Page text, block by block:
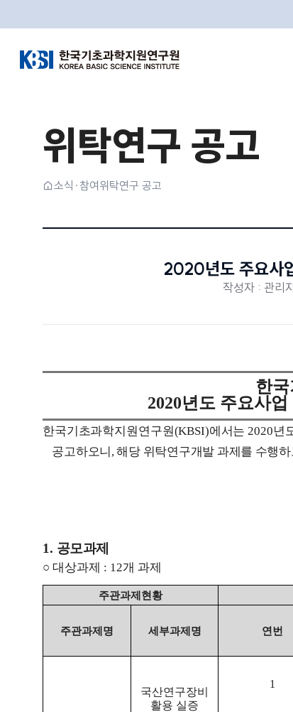
한국기초과학지원연구원
위탁연구 공고
홈
소식·참여 위탁연구 공고
2020년도 주요사
작성자 : 관리
한
2020년도 주요사업
한국기초과학지원연구원(KBSI)에서는2020년
공고하오니 ,해당 위탁연구개발 과제를 수행
1. 공모과제
○ 대상과제 : 12개 과제
주관과제현황
주관과제명 세부과제명 연번
국산연구장비
활용 실증
1